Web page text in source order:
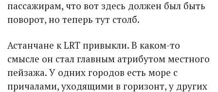
пассажирам, что вот здесь должен был быть
поворот, но теперь тут столб.
Астанчане к LRT привыкли. В каком-то
смысле он стал главным атрибутом местного
пейзажа. У одних городов есть море с
причалами, уходящими в горизонт, у других